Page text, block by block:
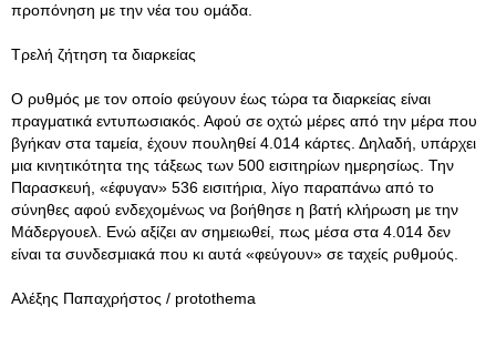
προπόνηση με την νέα του ομάδα.
Τρελή ζήτηση τα διαρκείας
Ο ρυθμός με τον οποίο φεύγουν έως τώρα τα διαρκείας είναι
πραγματικά εντυπωσιακός. Αφού σε οχτώ μέρες από την μέρα που
βγήκαν στα ταμεία, έχουν πουληθεί 4.014 κάρτες. Δηλαδή, υπάρχει
μια κινητικότητα της τάξεως των 500 εισιτηρίων ημερησίως. Την
Παρασκευή, «έφυγαν» 536 εισιτήρια, λίγο παραπάνω από το
σύνηθες αφού ενδεχομένως να βοήθησε η βατή κλήρωση με την
Μάδεργουελ. Ενώ αξίζει αν σημειωθεί, πως μέσα στα 4.014 δεν
είναι τα συνδεσμιακά που κι αυτά «φεύγουν» σε ταχείς ρυθμούς.
Αλέξης Παπαχρήστος / protothema